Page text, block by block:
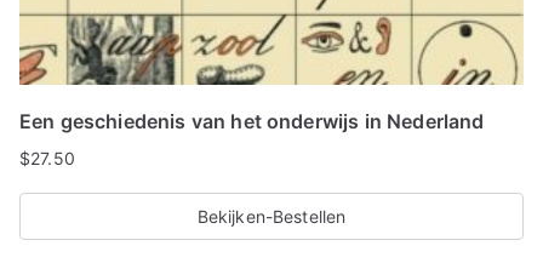
Een geschiedenis van het onderwijs in Nederland
$27.50
Bekijken-Bestellen